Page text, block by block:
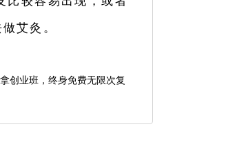
艾灸。
创业班，终身免费无限次复